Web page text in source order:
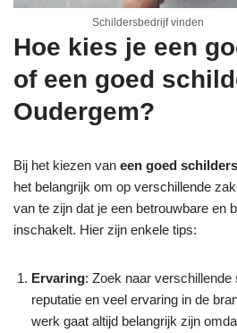
Schildersbedrijf vinden
Hoe kies je een
of een goed
Oudergem?
Bij het kiezen van een goed
het belangrijk om op verschillende
van te zijn dat je een betrouwbare en
inschakelt. Hier zijn enkele tips:
Ervaring: Zoek naar
reputatie en veel ervaring in de
werk gaat altijd belangrijk zijn